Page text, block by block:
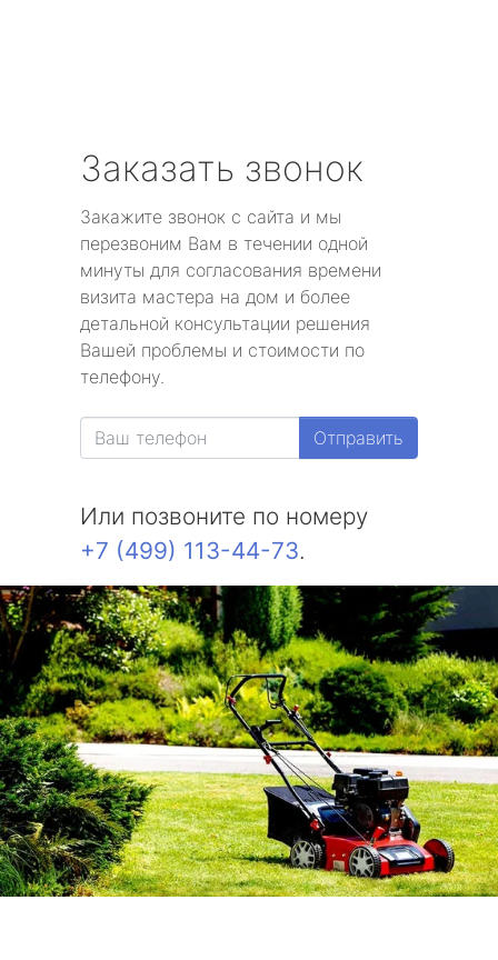
Заказать звонок
Закажите звонок с сайта и мы
перезвоним Вам в течении одной
минуты для согласования времени
визита мастера на дом и более
детальной консультации решения
Вашей проблемы и стоимости по
телефону.
Отправить
Или позвоните по номеру
+7 (499) 113-44-73.